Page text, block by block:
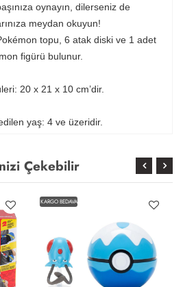
oynayın, dilerseniz de
meydan okuyun!
topu, 6 atak diski ve 1 adet
figürü bulunur.
20 x 21 x 10 cm’dir.
yaş: 4 ve üzeridir.
Çekebilir
KARGO BEDAVA